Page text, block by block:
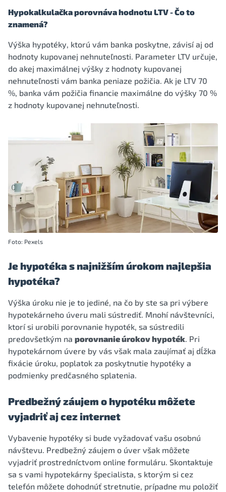
Hypokalkulačka porovnáva hodnotu LTV - Čo to
znamená?
Výška hypotéky, ktorú vám banka poskytne, závisí aj od
hodnoty kupovanej nehnuteľnosti. Parameter LTV určuje,
do akej maximálnej výšky z hodnoty kupovanej
nehnuteľnosti vám banka peniaze požičia. Ak je LTV 70
%, banka vám požičia financie maximálne do výšky 70 %
z hodnoty kupovanej nehnuteľnosti.
Foto: Pexels
Je hypotéka s najnižším úrokom najlepšia
hypotéka?
Výška úroku nie je to jediné, na čo by ste sa pri výbere
hypotekárneho úveru mali sústrediť. Mnohí návštevníci,
ktorí si urobili porovnanie hypoték, sa sústredili
predovšetkým na porovnanie úrokov hypoték. Pri
hypotekárnom úvere by vás však mala zaujímať aj dĺžka
fixácie úroku, poplatok za poskytnutie hypotéky a
podmienky predčasného splatenia.
Predbežný záujem o hypotéku môžete
vyjadriť aj cez internet
Vybavenie hypotéky si bude vyžadovať vašu osobnú
návštevu. Predbežný záujem o úver však môžete
vyjadriť prostredníctvom online formuláru. Skontaktuje
sa s vami hypotekárny špecialista, s ktorým si cez
telefón môžete dohodnúť stretnutie, prípadne mu položiť